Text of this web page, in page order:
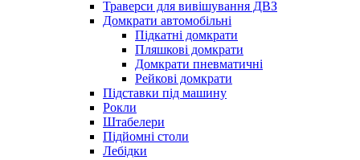
Траверси для вивішування ДВЗ
Домкрати автомобільні
Підкатні домкрати
Пляшкові домкрати
Домкрати пневматичні
Рейкові домкрати
Підставки під машину
Рокли
Штабелери
Підйомні столи
Лебідки